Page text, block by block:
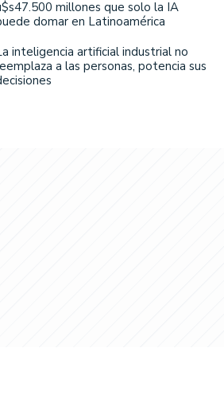
millones que solo la IA
domar en Latinoamérica
inteligencia artificial industrial no
a las personas, potencia sus